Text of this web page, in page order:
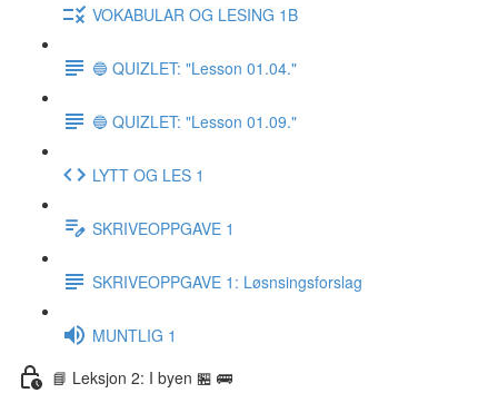
VOKABULAR OG LESING 1B
🔵 QUIZLET: "Lesson 01.04."
🔵 QUIZLET: "Lesson 01.09."
LYTT OG LES 1
SKRIVEOPPGAVE 1
SKRIVEOPPGAVE 1: Løsnsingsforslag
MUNTLIG 1
📘 Leksjon 2: I byen 🏪 🚌